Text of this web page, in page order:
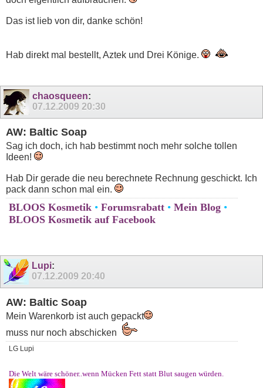
Das ist lieb von dir, danke schön!
Hab direkt mal bestellt, Aztek und Drei Könige.
chaosqueen:
07.12.2009 20:30
AW: Baltic Soap
Sag ich doch, ich hab bestimmt noch mehr solche tollen
Ideen!
Hab Dir gerade die neu berechnete Rechnung geschickt. Ich
pack dann schon mal ein.
BLOOS Kosmetik • Forumsrabatt • Mein Blog •
BLOOS Kosmetik auf Facebook
Lupi:
07.12.2009 20:40
AW: Baltic Soap
Mein Warenkorb ist auch gepackt
muss nur noch abschicken
LG Lupi
Die Welt wäre schöner..wenn Mücken Fett statt Blut saugen würden.